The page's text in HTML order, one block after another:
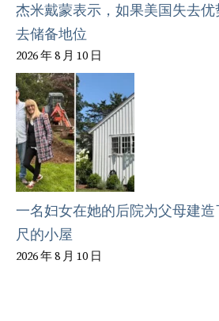
杰米戴蒙表示，如果美国失去
去储备地位
2026 年 8 月 10 日
一名妇女在她的后院为父母建造
尺的小屋
2026 年 8 月 10 日